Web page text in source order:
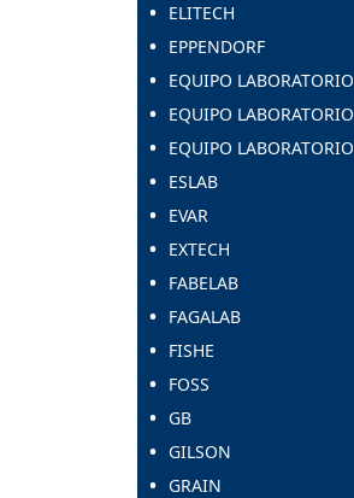
ELITECH
EPPENDORF
EQUIPO LABORATORIO
EQUIPO LABORATORIO
EQUIPO LABORATORIO
ESLAB
EVAR
EXTECH
FABELAB
FAGALAB
FISHE
FOSS
GB
GILSON
GRAIN